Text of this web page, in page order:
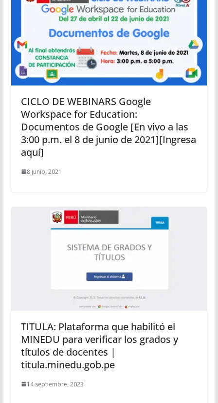
CICLO DE WEBINARS Google
Workspace for Education:
Documentos de Google [En vivo a las
3:00 p.m. el 8 de junio de 2021][Ingresa
aquí]
8 junio, 2021
TITULA: Plataforma que habilitó el
MINEDU para verificar los grados y
títulos de docentes |
titula.minedu.gob.pe
14 septiembre, 2023